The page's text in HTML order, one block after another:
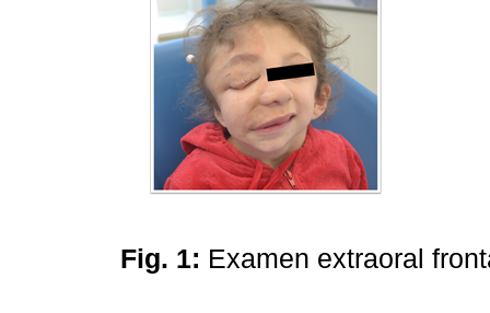
Fig. 1: Examen extraoral